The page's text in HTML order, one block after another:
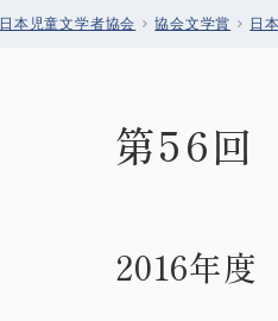
日本児童文学者協会 協会文学賞 日
第56回
2016年度